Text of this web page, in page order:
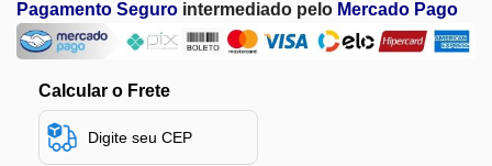
Pagamento Seguro intermediado pelo Mercado Pago
Calcular o Frete